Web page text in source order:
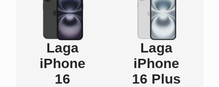
Laga
iPhone
16
Laga
iPhone
16 Plus